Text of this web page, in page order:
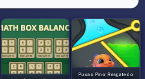
Puxa o Pino: Resgate do